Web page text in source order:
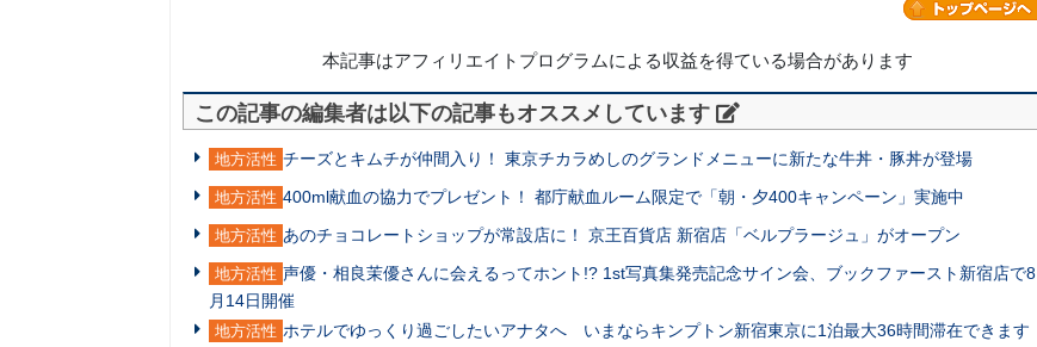
本記事はアフィリエイトプログラムによる収益を得ている場合があります
この記事の編集者は以下の記事もオススメしています
地方活性 チーズとキムチが仲間入り！ 東京チカラめしのグランドメニューに新たな牛丼・豚丼が登場
地方活性 400ml献血の協力でプレゼント！ 都庁献血ルーム限定で「朝・夕400キャンペーン」実施中
地方活性 あのチョコレートショップが常設店に！ 京王百貨店 新宿店「ベルプラージュ」がオープン
地方活性 声優・相良茉優さんに会えるってホント!? 1st写真集発売記念サイン会、ブックファースト新宿店で8
月14日開催
地方活性 ホテルでゆっくり過ごしたいアナタへ いまならキンプトン新宿東京に1泊最大36時間滞在できます